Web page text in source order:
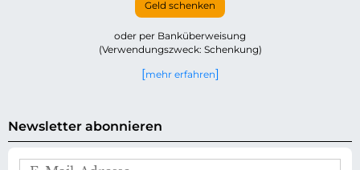
Geld schenken
oder per Banküberweisung
(Verwendungszweck: Schenkung)
mehr erfahren
Newsletter abonnieren